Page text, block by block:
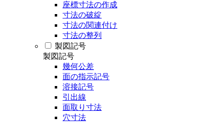
座標寸法の作成
寸法の破綻
寸法の関連付け
寸法の整列
製図記号
製図記号
幾何公差
面の指示記号
溶接記号
引出線
面取り寸法
穴寸法